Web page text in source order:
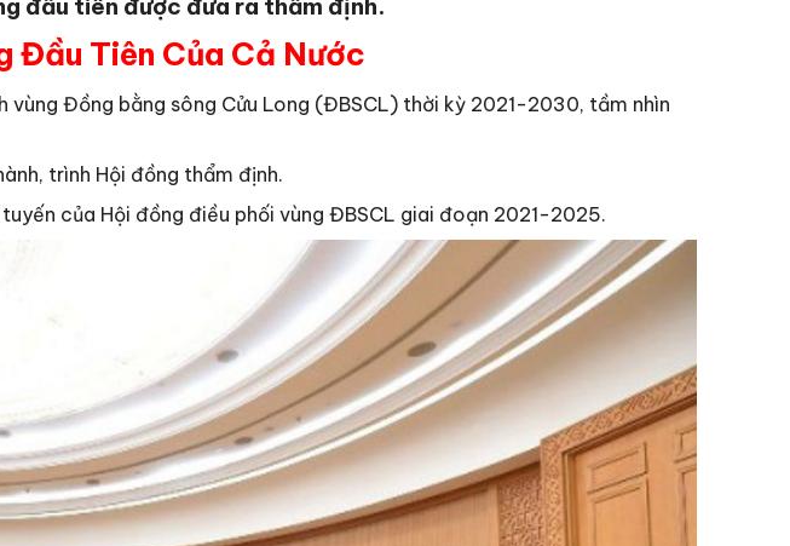
đầu tiên được đưa ra thẩm định.
Đầu Tiên Của Cả Nước
vùng Đồng bằng sông Cửu Long (ĐBSCL) thời kỳ 2021-2030, tầm nhìn
trình Hội đồng thẩm định.
của Hội đồng điều phối vùng ĐBSCL giai đoạn 2021-2025.